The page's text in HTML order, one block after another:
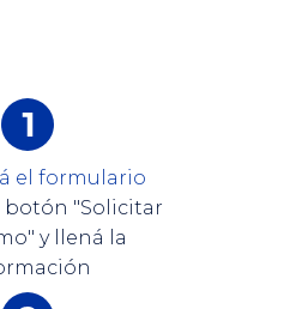
el formulario
botón "Solicitar
y llená la